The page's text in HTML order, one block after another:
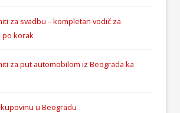
za svadbu – kompletan vodič za
po korak
za put automobilom iz Beograda ka
u Beogradu